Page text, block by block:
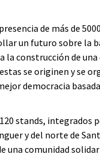
de más de
un futuro sobre la
construcción de
se originen y se
democracia
stands, integrados
y del norte de
una comunidad